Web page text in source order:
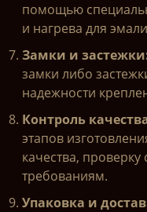
помощью
и нагрева для
Замки и
замки либо
надежности
Контроль
этапов
качества, проверку
требованиям.
Упаковка и